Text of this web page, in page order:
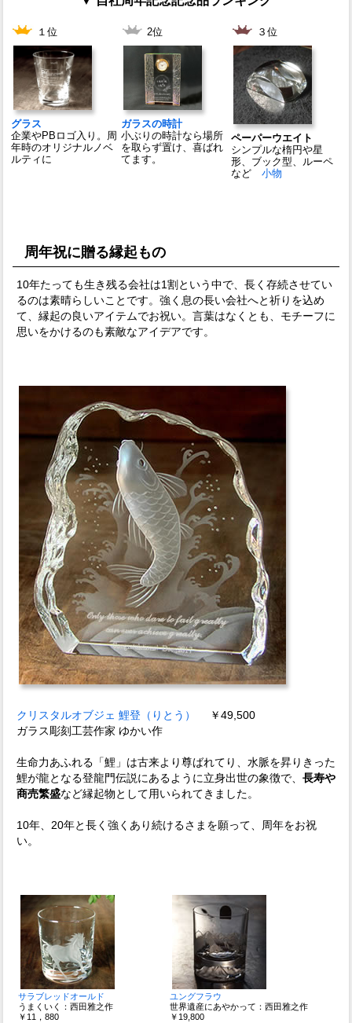
１位
グラス
企業やPBロゴ入り。周
年時のオリジナルノベ
ルティに
2位
ガラスの時計
小ぶりの時計なら場所
を取らず置け、喜ばれ
てます。
３位
ペーパーウエイト
シンプルな楕円や星
形、ブック型、ルーペ
など 小物
周年祝に贈る縁起もの
10年たっても生き残る会社は1割という中で、長く存続させてい
るのは素晴らしいことです。強く息の長い会社へと祈りを込め
て、縁起の良いアイテムでお祝い。言葉はなくとも、モチーフに
思いをかけるのも素敵なアイデアです。
クリスタルオブジェ 鯉登（りとう）
￥49,500
ガラス彫刻工芸作家 ゆかい作
生命力あふれる「鯉」は古来より尊ばれてり、水脈を昇りきった
鯉が龍となる登龍門伝説にあるように立身出世の象徴で、 長寿や
商売繁盛など縁起物として用いられてきました。
10年、20年と長く強くあり続けるさまを願って、周年をお祝
い。
サラブレッドオールド
うまくいく：西田雅之作
￥11，880
ユングフラウ
世界遺産にあやかって：西田雅之作
￥19,800